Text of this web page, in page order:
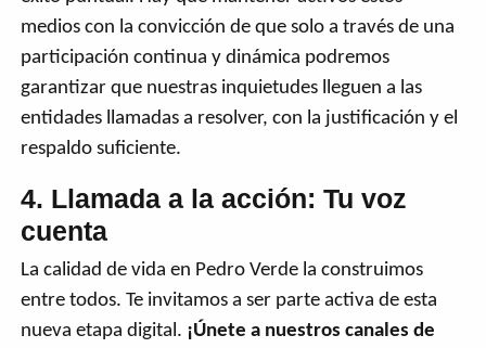
medios con la convicción de que solo a través de una
participación continua y dinámica podremos
garantizar que nuestras inquietudes lleguen a las
entidades llamadas a resolver, con la justificación y el
respaldo suficiente.
4. Llamada a la acción: Tu voz
cuenta
La calidad de vida en Pedro Verde la construimos
entre todos. Te invitamos a ser parte activa de esta
nueva etapa digital. ¡Únete a nuestros canales de